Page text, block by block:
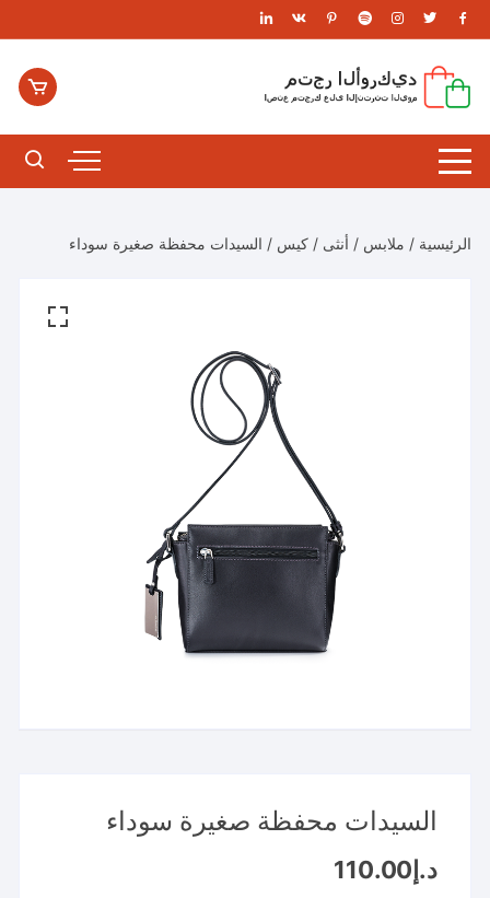
التجاوز
إلى
المحتوى
الرئيسية / ملابس / أنثى /كيس / السيدات محفظة صغيرة سوداء
السيدات محفظة صغيرة سوداء
د.إ110.00